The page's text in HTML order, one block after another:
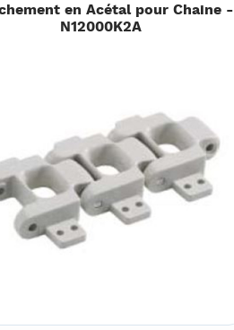
en Acétal pour Chaine -
N12000K2A